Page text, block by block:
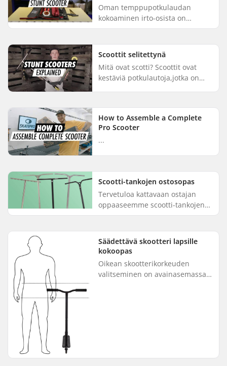
Oman temppupotkulaudan
kokoaminen irto-osista on
haastavaa: kaikki osat eivät
asennus voi johtaa osien
rikkoutumisee...
Scoottit selitettynä
Mitä ovat scotti? Scoottit ovat
kestäviä potkulautoja,jotka on
kestävyyttä silmällä pitäen, joten
n...
How to Assemble a Complete
Pro Scooter
...
Scootti-tankojen ostosopas
Tervetuloa kattavaan ostajan
oppaaseemme scootti-tankojen
osalta. Tavoitteenamme on
saatavilla olevien vaihtoehtojen
laajassa...
Säädettävä skootteri lapsille
kokoopas
Oikean skootterikorkeuden
valitseminen on avainasemassa,